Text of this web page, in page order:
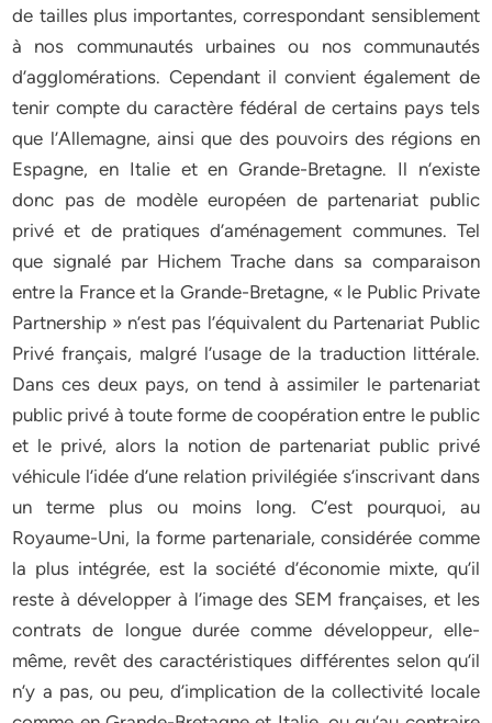
de tailles plus importantes, correspondant sensiblement
à nos communautés urbaines ou nos communautés
d’agglomérations. Cependant il convient également de
tenir compte du caractère fédéral de certains pays tels
que l’Allemagne, ainsi que des pouvoirs des régions en
Espagne, en Italie et en Grande-Bretagne. Il n’existe
donc pas de modèle européen de partenariat public
privé et de pratiques d’aménagement communes. Tel
que signalé par Hichem Trache dans sa comparaison
entre la France et la Grande-Bretagne, « le Public Private
Partnership » n’est pas l’équivalent du Partenariat Public
Privé français, malgré l’usage de la traduction littérale.
Dans ces deux pays, on tend à assimiler le partenariat
public privé à toute forme de coopération entre le public
et le privé, alors la notion de partenariat public privé
véhicule l’idée d’une relation privilégiée s’inscrivant dans
un terme plus ou moins long. C’est pourquoi, au
Royaume-Uni, la forme partenariale, considérée comme
la plus intégrée, est la société d’économie mixte, qu’il
reste à développer à l’image des SEM françaises, et les
contrats de longue durée comme développeur, elle-
même, revêt des caractéristiques différentes selon qu’il
n’y a pas, ou peu, d’implication de la collectivité locale